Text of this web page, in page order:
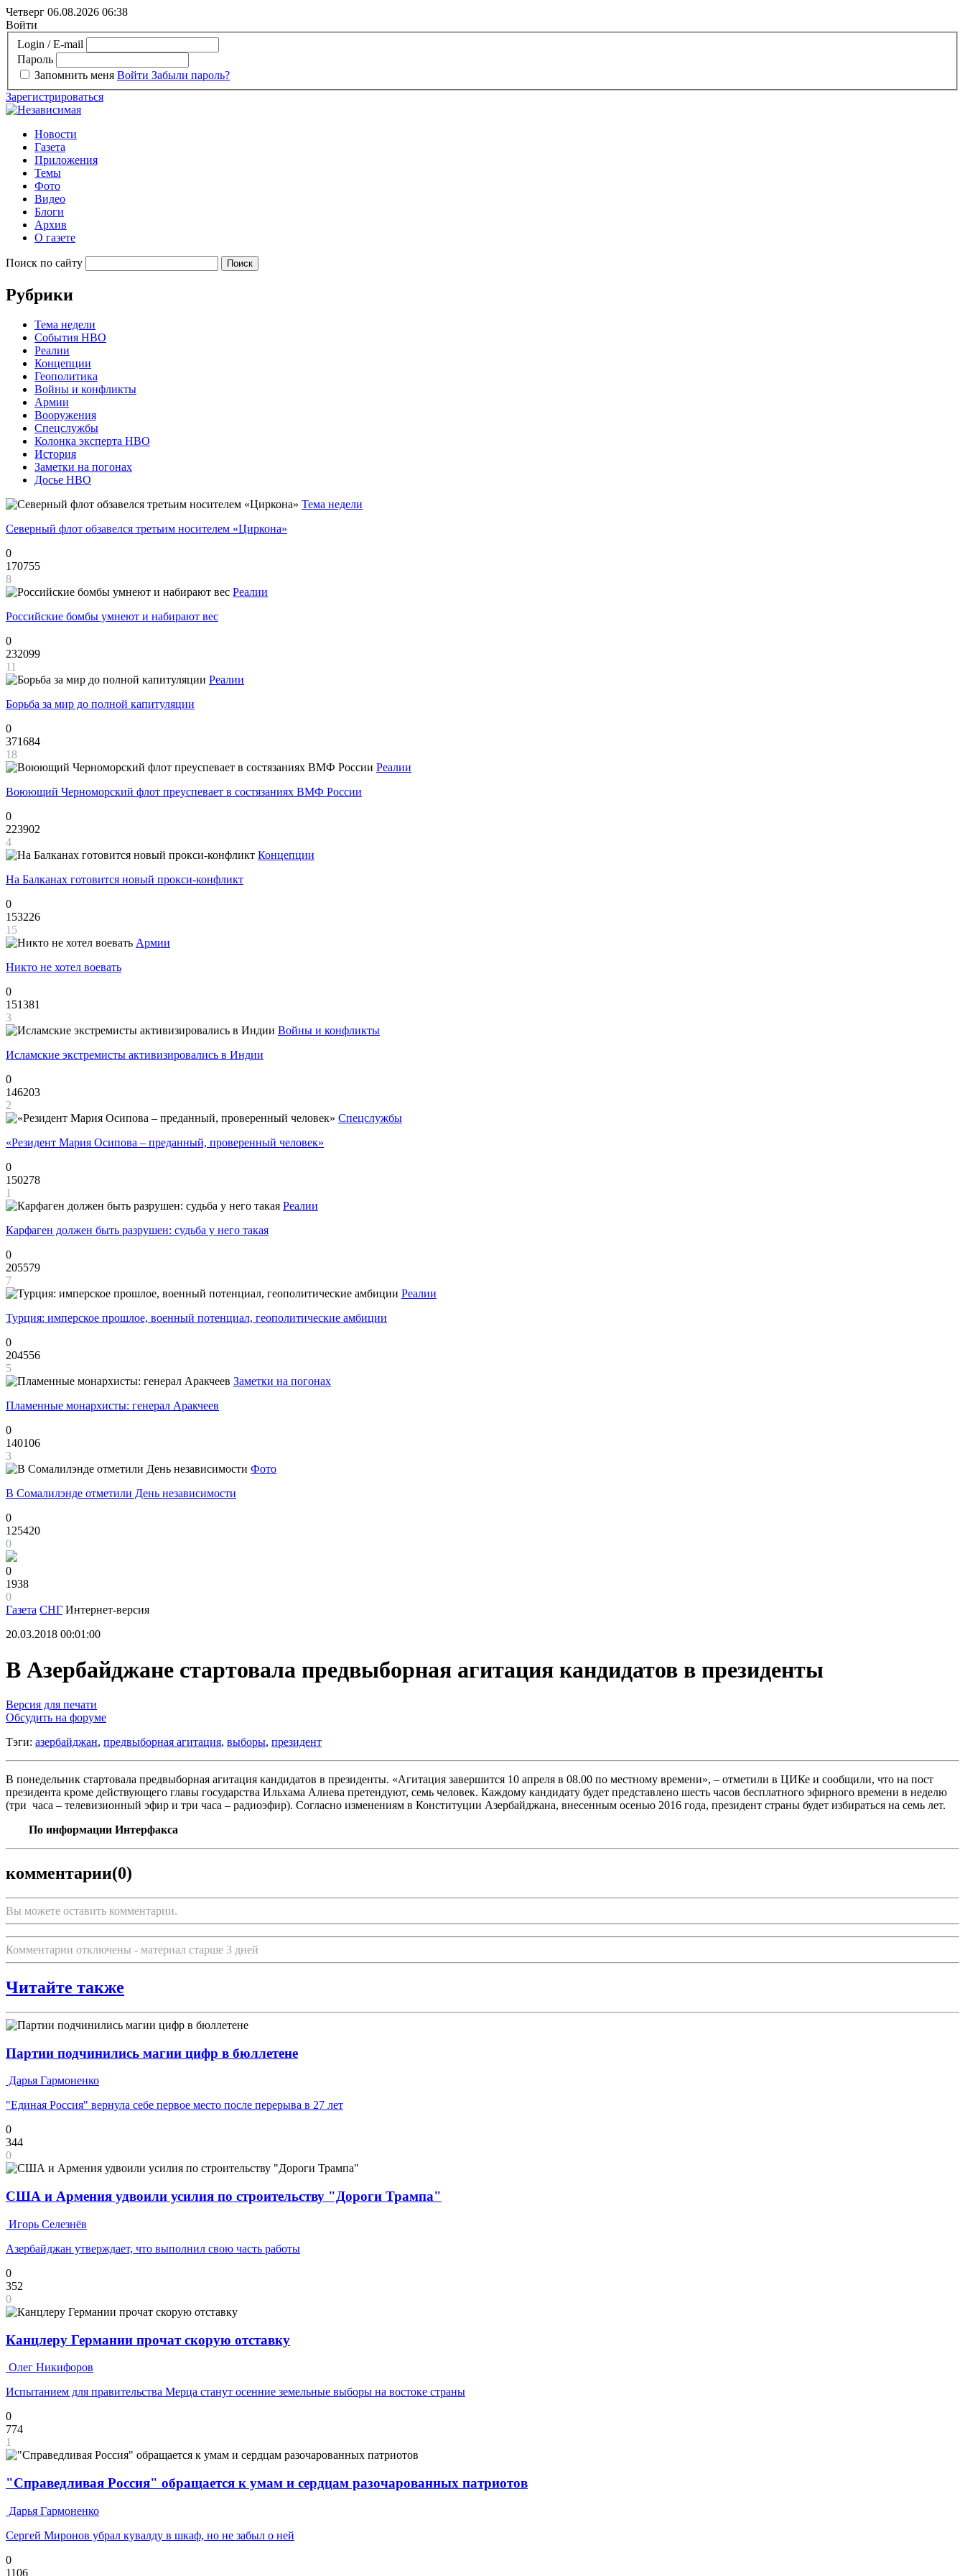
Четверг 06.08.2026 06:38
Войти
Login / E-mail
Пароль
Запомнить меня Войти Забыли пароль?
Зарегистрироваться
Новости
Газета
Приложения
Темы
Фото
Видео
Блоги
Архив
О газете
Поиск по сайту
Рубрики
Тема недели
События НВО
Реалии
Концепции
Геополитика
Войны и конфликты
Армии
Вооружения
Спецслужбы
Колонка эксперта НВО
История
Заметки на погонах
Досье НВО
Тема недели
Северный флот обзавелся третьим носителем «Циркона»
0
170755
8
Реалии
Российские бомбы умнеют и набирают вес
0
232099
11
Реалии
Борьба за мир до полной капитуляции
0
371684
18
Реалии
Воюющий Черноморский флот преуспевает в состязаниях ВМФ России
0
223902
4
Концепции
На Балканах готовится новый прокси-конфликт
0
153226
15
Армии
Никто не хотел воевать
0
151381
3
Войны и конфликты
Исламские экстремисты активизировались в Индии
0
146203
2
Спецслужбы
«Резидент Мария Осипова – преданный, проверенный человек»
0
150278
1
Реалии
Карфаген должен быть разрушен: судьба у него такая
0
205579
7
Реалии
Турция: имперское прошлое, военный потенциал, геополитические амбиции
0
204556
5
Заметки на погонах
Пламенные монархисты: генерал Аракчеев
0
140106
3
Фото
В Сомалилэнде отметили День независимости
0
125420
0
0
1938
0
Газета СНГ Интернет-версия
20.03.2018 00:01:00
В Азербайджане стартовала предвыборная агитация кандидатов в президенты
Версия для печати
Обсудить на форуме
Тэги: азербайджан, предвыборная агитация, выборы, президент
В понедельник стартовала предвыборная агитация кандидатов в президенты. «Агитация завершится 10 апреля в 08.00 по местному времени», – отметили в ЦИКе и сообщили, что на пост
президента кроме действующего главы государства Ильхама Алиева претендуют, семь человек. Каждому кандидату будет представлено шесть часов бесплатного эфирного времени в неделю
(три часа – телевизионный эфир и три часа – радиоэфир). Согласно изменениям в Конституции Азербайджана, внесенным осенью 2016 года, президент страны будет избираться на семь лет.
По информации Интерфакса
комментарии(0)
Вы можете оставить комментарии.
Комментарии отключены - материал старше 3 дней
Читайте также
Партии подчинились магии цифр в бюллетене
Дарья Гармоненко
"Единая Россия" вернула себе первое место после перерыва в 27 лет
0
344
0
США и Армения удвоили усилия по строительству "Дороги Трампа"
Игорь Селезнёв
Азербайджан утверждает, что выполнил свою часть работы
0
352
0
Канцлеру Германии прочат скорую отставку
Олег Никифоров
Испытанием для правительства Мерца станут осенние земельные выборы на востоке страны
0
774
1
"Справедливая Россия" обращается к умам и сердцам разочарованных патриотов
Дарья Гармоненко
Сергей Миронов убрал кувалду в шкаф, но не забыл о ней
0
1106